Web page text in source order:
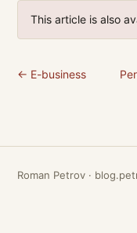
This article is also
← E-business
Roman Petrov ·